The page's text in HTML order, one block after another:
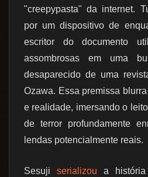
"creepypasta" da internet.
por um dispositivo de
escritor do documento
assombrosas em uma
desaparecido de uma
Ozawa. Essa premissa
e realidade, imersando o
de terror profundamente
lendas potencialmente reais.
Sesuji serializou a